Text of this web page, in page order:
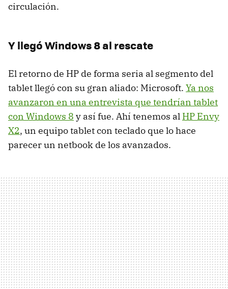
circulación.
Y llegó Windows 8 al rescate
El retorno de HP de forma seria al segmento del
tablet llegó con su gran aliado: Microsoft. Ya nos
avanzaron en una entrevista que tendrían tablet
con Windows 8 y así fue. Ahí tenemos al HP Envy
X2, un equipo tablet con teclado que lo hace
parecer un netbook de los avanzados.